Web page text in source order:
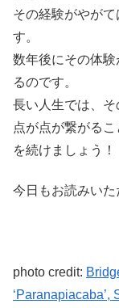
その経験がやが
す。
数年後にその体
るのです。
長い人生では、そ
点が点が繋がる
を続けましょう！
今日もお読みいた
photo credit:
‘Paranapiacaba’,